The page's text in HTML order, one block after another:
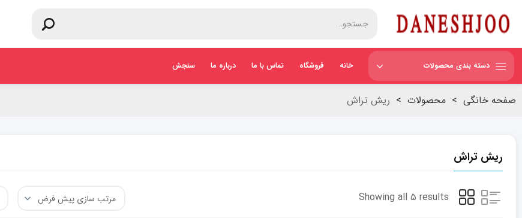
دسته بندی محصولات خانه فروشگاه تماس با ما درباره ما سنجش
صفحه خانگی > محصولات > ریش تراش
ریش تراش
Showing all ۵ results